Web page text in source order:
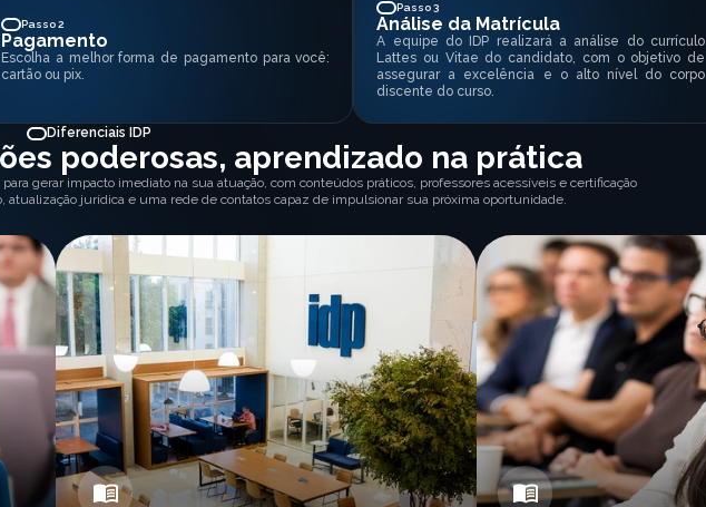
Passo 2
Pagamento
Escolha a melhor forma de pagamento para você:
cartão ou pix.
Passo 3
Análise da Matrícula
A equipe do IDP realizará a análise do currículo
Lattes ou Vitae do candidato, com o objetivo de
assegurar a excelência e o alto nível do corpo
discente do curso.
Diferenciais IDP
poderosas, aprendizado na prática
gerar impacto imediato na sua atuação, com conteúdos práticos, professores acessíveis e certificação
atualização jurídica e uma rede de contatos capaz de impulsionar sua próxima oportunidade.